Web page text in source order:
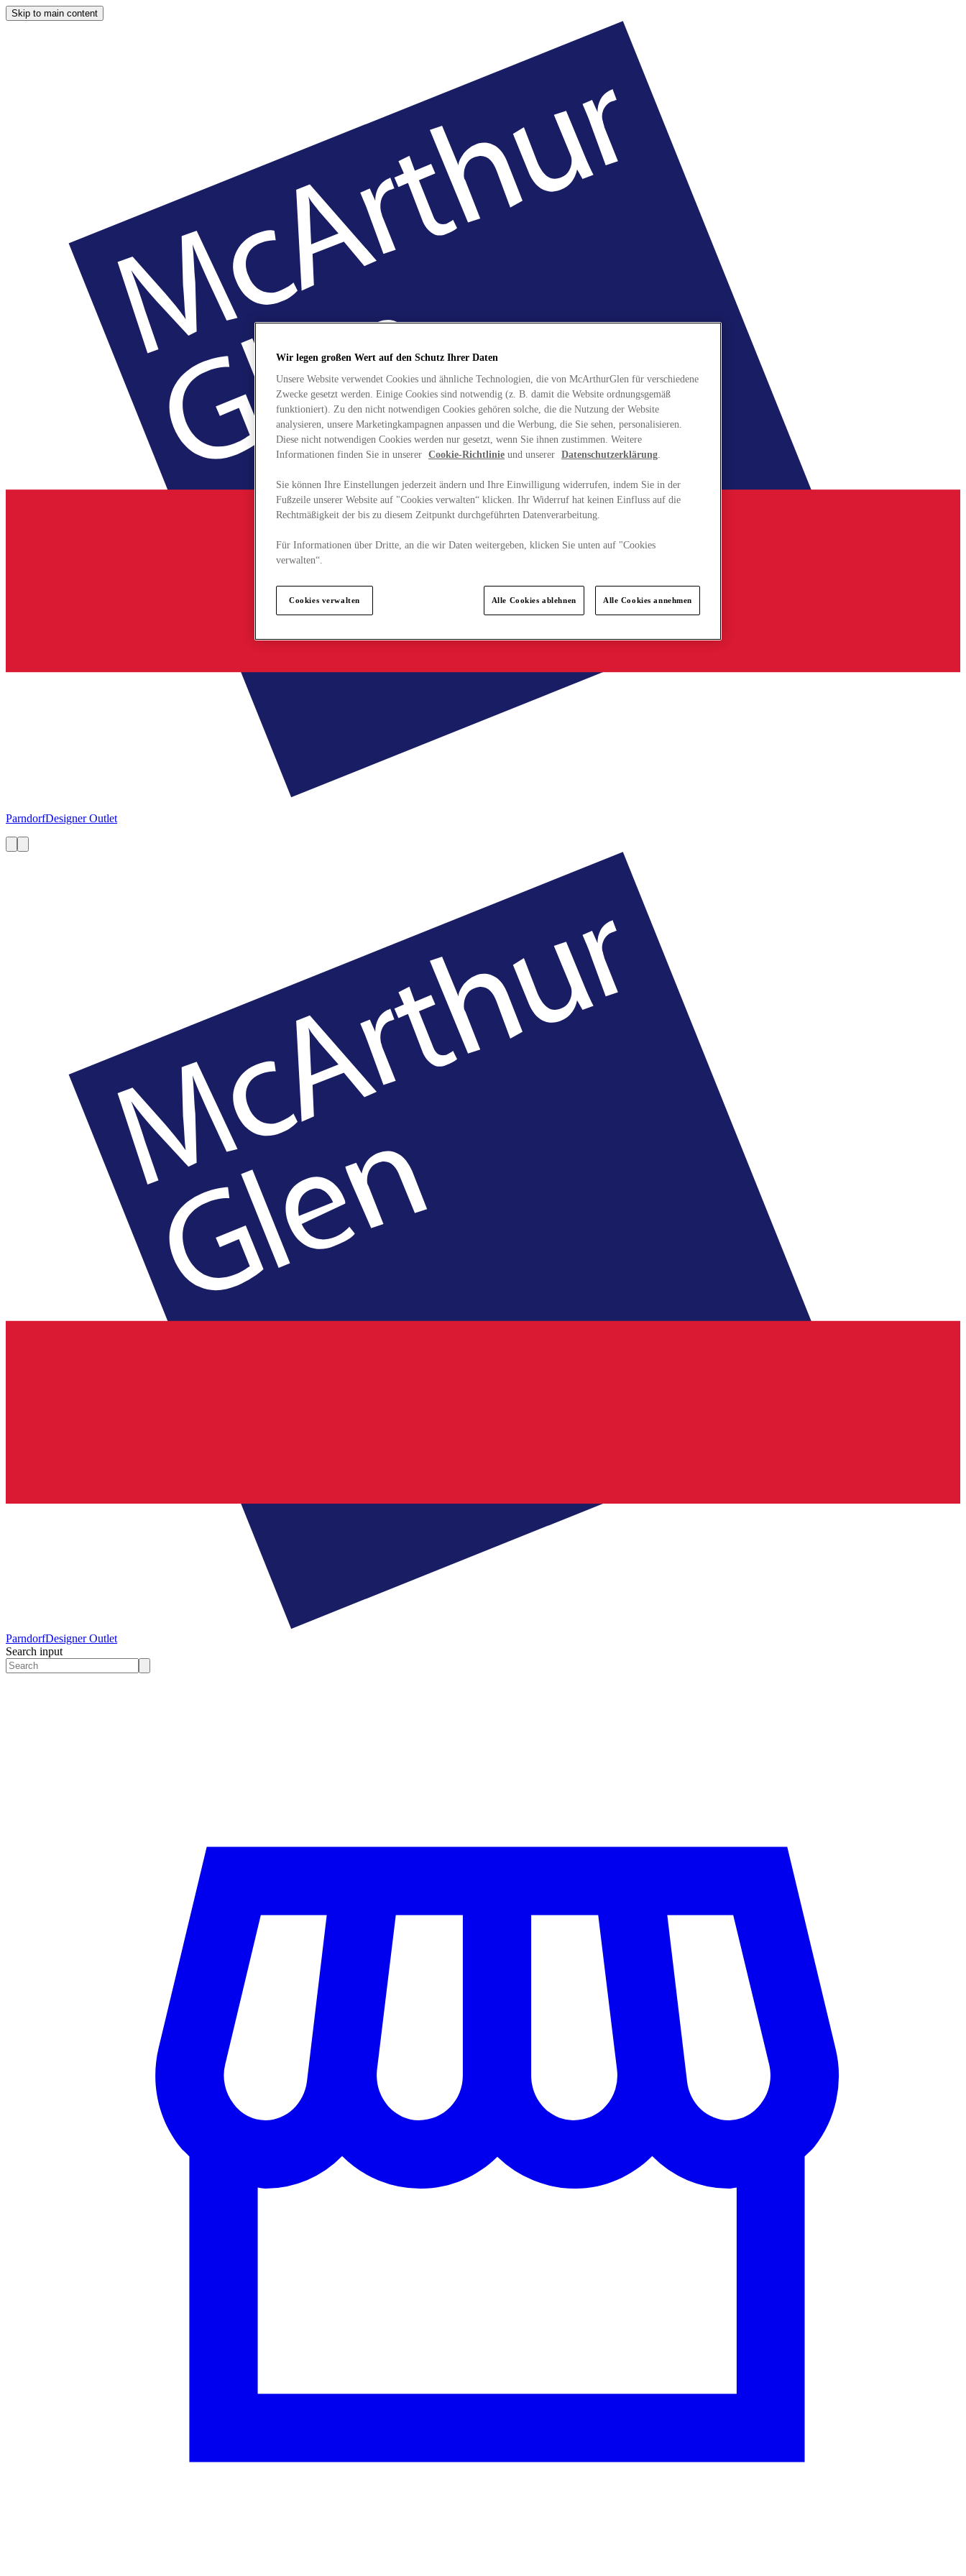
Skip to main content
ParndorfDesigner Outlet
ParndorfDesigner Outlet
Search input
Wir legen großen Wert auf den Schutz Ihrer Daten
Unsere Website verwendet Cookies und ähnliche Technologien, die von McArthurGlen für verschiedene
Zwecke gesetzt werden. Einige Cookies sind notwendig (z. B. damit die Website ordnungsgemäß
funktioniert). Zu den nicht notwendigen Cookies gehören solche, die die Nutzung der Website
analysieren, unsere Marketingkampagnen anpassen und die Werbung, die Sie sehen, personalisieren.
Diese nicht notwendigen Cookies werden nur gesetzt, wenn Sie ihnen zustimmen. Weitere
Informationen finden Sie in unserer Cookie-Richtlinie und unserer Datenschutzerklärung.
Sie können Ihre Einstellungen jederzeit ändern und Ihre Einwilligung widerrufen, indem Sie in der
Fußzeile unserer Website auf "Cookies verwalten“ klicken. Ihr Widerruf hat keinen Einfluss auf die
Rechtmäßigkeit der bis zu diesem Zeitpunkt durchgeführten Datenverarbeitung.
Für Informationen über Dritte, an die wir Daten weitergeben, klicken Sie unten auf "Cookies
verwalten“.
Cookies verwalten Alle Cookies ablehnen Alle Cookies annehmen